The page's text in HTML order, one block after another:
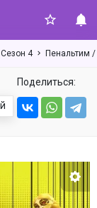
Сезон 4 Пенальтим
Поделиться: